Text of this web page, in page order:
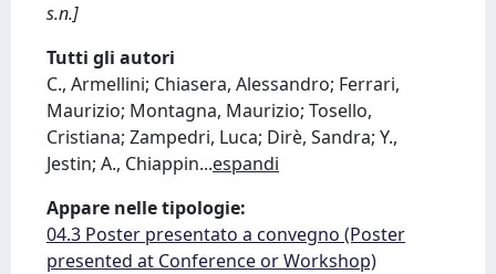
s.n.]
Tutti gli autori
C., Armellini; Chiasera, Alessandro; Ferrari,
Maurizio; Montagna, Maurizio; Tosello,
Cristiana; Zampedri, Luca; Dirè, Sandra; Y.,
Jestin; A., Chiappin...espandi
Appare nelle tipologie:
04.3 Poster presentato a convegno (Poster
presented at Conference or Workshop)